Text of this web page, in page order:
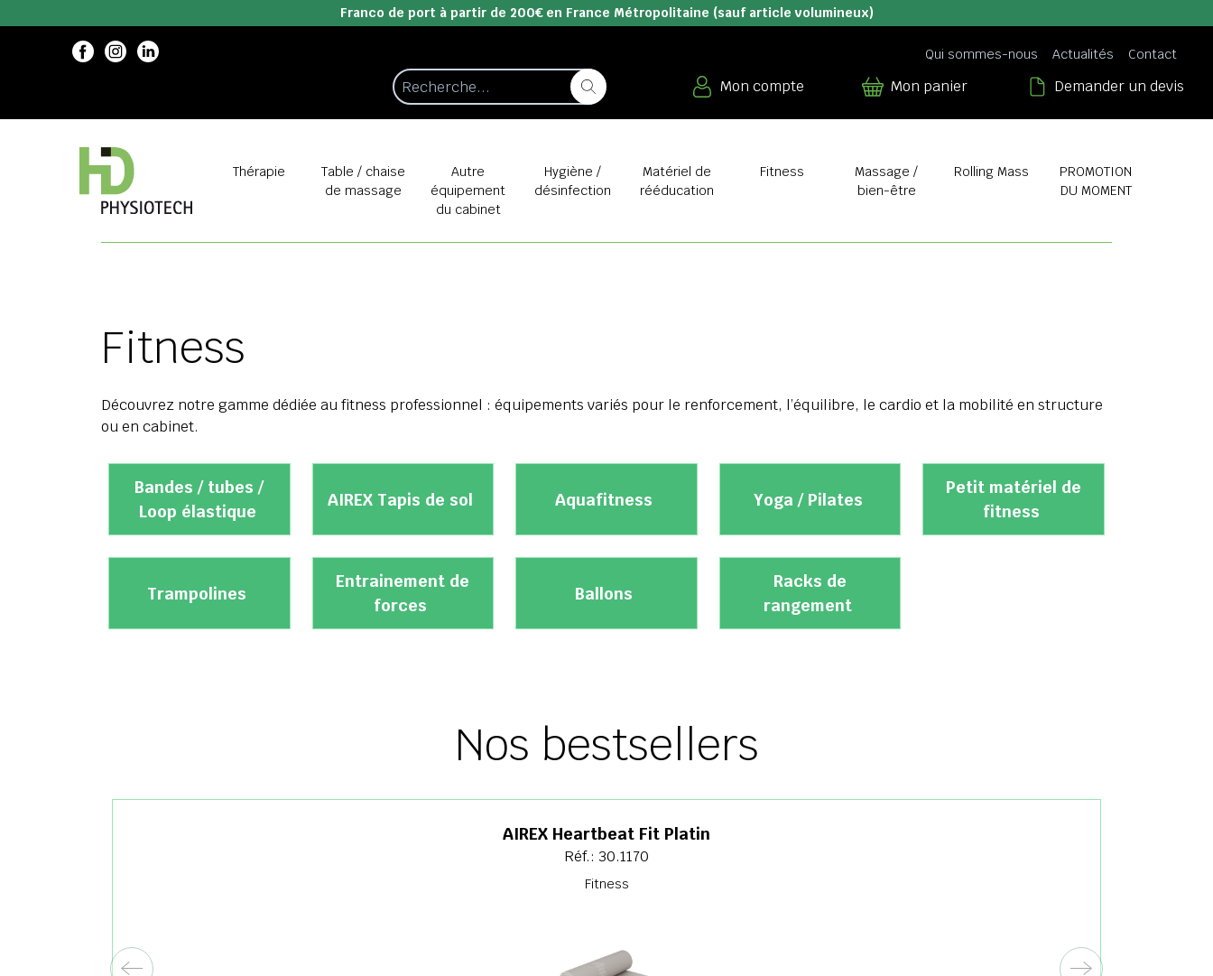
Franco de port à partir de 200€ en France Métropolitaine (sauf article volumineux)
Qui sommes-nous Actualités Contact
Mon compte Mon panier Demander un devis
Thérapie
Table / chaise
de massage
Autre
équipement
du cabinet
Hygiène /
désinfection
Matériel de
rééducation
Fitness
Massage /
bien-être
Rolling Mass
PROMOTION
DU MOMENT
Fitness
Découvrez notre gamme dédiée au fitness professionnel : équipements variés pour le renforcement, l’équilibre, le cardio et la mobilité en structure
ou en cabinet.
Bandes / tubes /
Loop élastique
AIREX Tapis de sol Aquafitness Yoga / Pilates
Petit matériel de
fitness
Trampolines
Entrainement de
forces
Ballons
Racks de
rangement
Nos bestsellers
AIREX Heartbeat Fit Platin
Réf.: 30.1170
Fitness